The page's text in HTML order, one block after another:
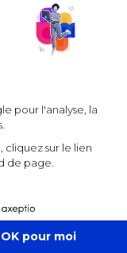
pour l'analyse, la
cliquez sur le lien
de page.
OK pour moi